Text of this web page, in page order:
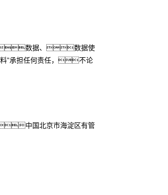
数据、数据使
”承担任何责任，不论
中国北京市海淀区有管